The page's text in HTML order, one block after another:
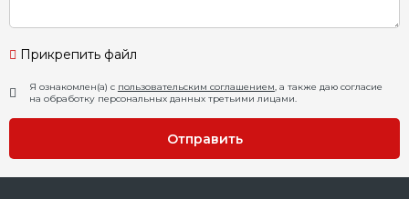
Прикрепить файл
Я ознакомлен(а) с пользовательским соглашением, а также даю согласие
на обработку персональных данных третьими лицами.
Отправить